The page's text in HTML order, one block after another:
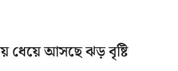
ধেয়ে আসছে ঝড় বৃষ্টি